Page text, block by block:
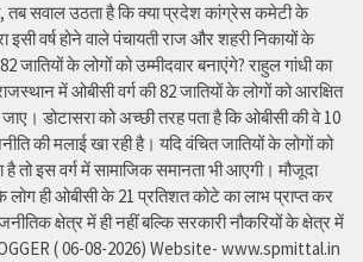
है, तब सवाल उठता है कि क्या प्रदेश कांग्रेस कमेटी के
इसी वर्ष होने वाले पंचायती राज और शहरी निकायों के
जातियों के लोगों को उम्मीदवार बनाएंगे? राहुल गांधी का
में ओबीसी वर्ग की 82 जातियों के लोगों को आरक्षित
जाए। डोटासरा को अच्छी तरह पता है कि ओबीसी की वे 10
की मलाई खा रही है। यदि वंचित जातियों के लोगों को
है तो इस वर्ग में सामाजिक समानता भी आएगी। मौजूदा
लोग ही ओबीसी के 21 प्रतिशत कोटे का लाभ प्राप्त कर
क्षेत्र में ही नहीं बल्कि सरकारी नौकरियों के क्षेत्र में
( 06-08-2026) Website- www.spmittal.in